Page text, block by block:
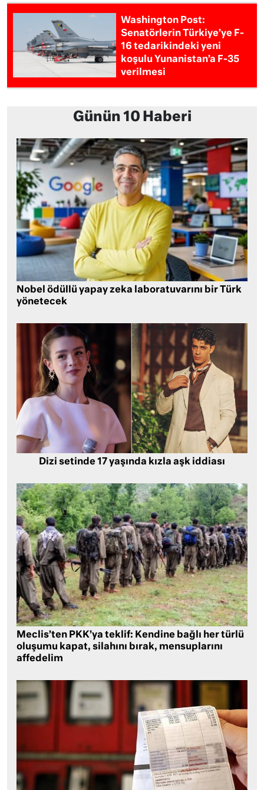
Washington Post:
Senatörlerin Türkiye’ye F-
16 tedarikindeki yeni
koşulu Yunanistan’a F-35
verilmesi
Günün 10 Haberi
Nobel ödüllü yapay zeka laboratuvarını bir Türk
yönetecek
Dizi setinde 17 yaşında kızla aşk iddiası
Meclis’ten PKK’ya teklif: Kendine bağlı her türlü
oluşumu kapat, silahını bırak, mensuplarını
affedelim